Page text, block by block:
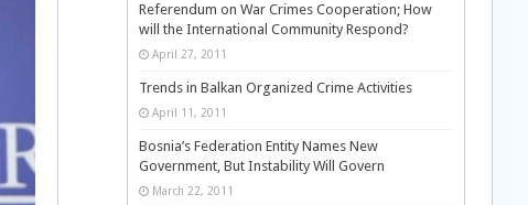
Referendum on War Crimes Cooperation; How
will the International Community Respond?
April 27, 2011
Trends in Balkan Organized Crime Activities
April 11, 2011
Bosnia’s Federation Entity Names New
Government, But Instability Will Govern
March 22, 2011